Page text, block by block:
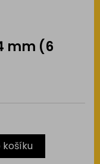
mm (6
košíku